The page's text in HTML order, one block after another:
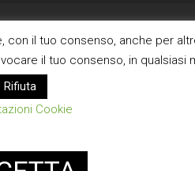
ARCHIVI
Archivi
Modifica consenso
il tuo consenso, anche per
il tuo consenso, in qualsiasi
Rifiuta
Cookie